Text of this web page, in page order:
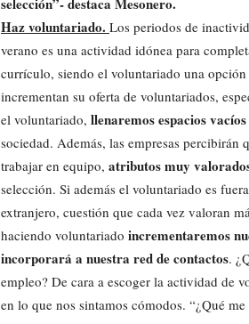
Haz voluntariado. Los periodos de
verano es una actividad idónea para
currículo, siendo el voluntariado una
incrementan su oferta de voluntariados,
el voluntariado, llenaremos espacios
sociedad. Además, las empresas percibirán
trabajar en equipo, atributos muy
selección. Si además el voluntariado es
extranjero, cuestión que cada vez valoran
haciendo voluntariado incrementaremos
incorporará a nuestra red de contactos.
empleo? De cara a escoger la actividad de
en lo que nos sintamos cómodos. “¿Qué